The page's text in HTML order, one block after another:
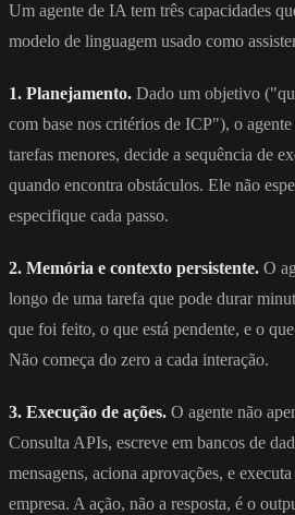
Um agente de IA tem três capacidades
modelo de linguagem usado como
1. Planejamento. Dado um objetivo
com base nos critérios de ICP"), o
tarefas menores, decide a sequência de
quando encontra obstáculos. Ele não
especifique cada passo.
2. Memória e contexto persistente. O
longo de uma tarefa que pode durar
que foi feito, o que está pendente, e o
Não começa do zero a cada interação.
3. Execução de ações. O agente não
Consulta APIs, escreve em bancos de
mensagens, aciona aprovações, e
empresa. A ação, não a resposta, é o